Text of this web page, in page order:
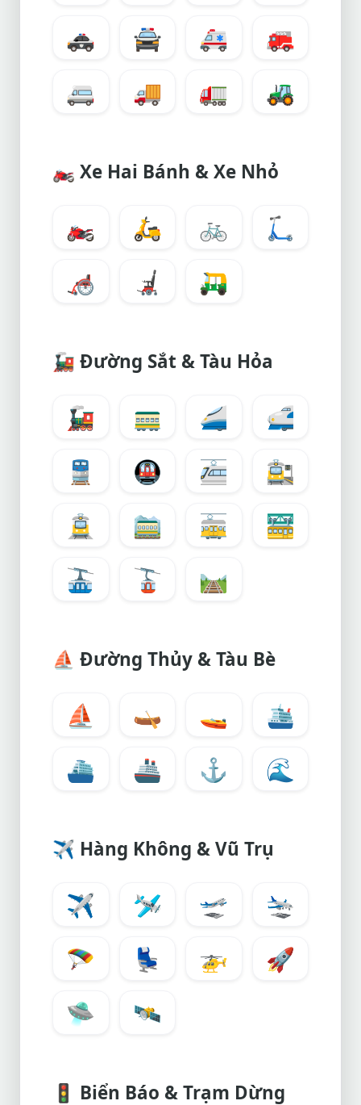
🚓
🚔 🚑
🚒
🚐
🚚 🚛 🚜
🏍️ Xe Hai Bánh & Xe Nhỏ
🏍️ 🛵 🚲
🛴
🦽
🦼 🛺
🚂 Đường Sắt & Tàu Hỏa
🚂 🚃 🚄
🚅
🚆
🚇 🚈
🚉
🚊
🚞 🚋
🚟
🚠
🚡 🛤️
⛵ Đường Thủy & Tàu Bè
⛵ 🛶 🚤
🛳️
⛴️
🚢 ⚓ 🌊
✈️ Hàng Không & Vũ Trụ
✈️ 🛩️ 🛫
🛬
🪂
💺 🚁
🚀
🛸
🛰️
🚦 Biển Báo & Trạm Dừng